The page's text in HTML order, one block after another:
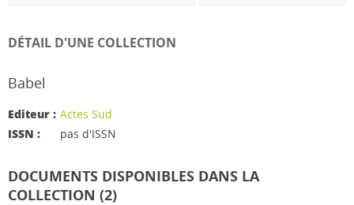
DÉTAIL D'UNE COLLECTION
Babel
Editeur : Actes Sud
ISSN :
pas d'ISSN
DOCUMENTS DISPONIBLES DANS LA
COLLECTION (2)